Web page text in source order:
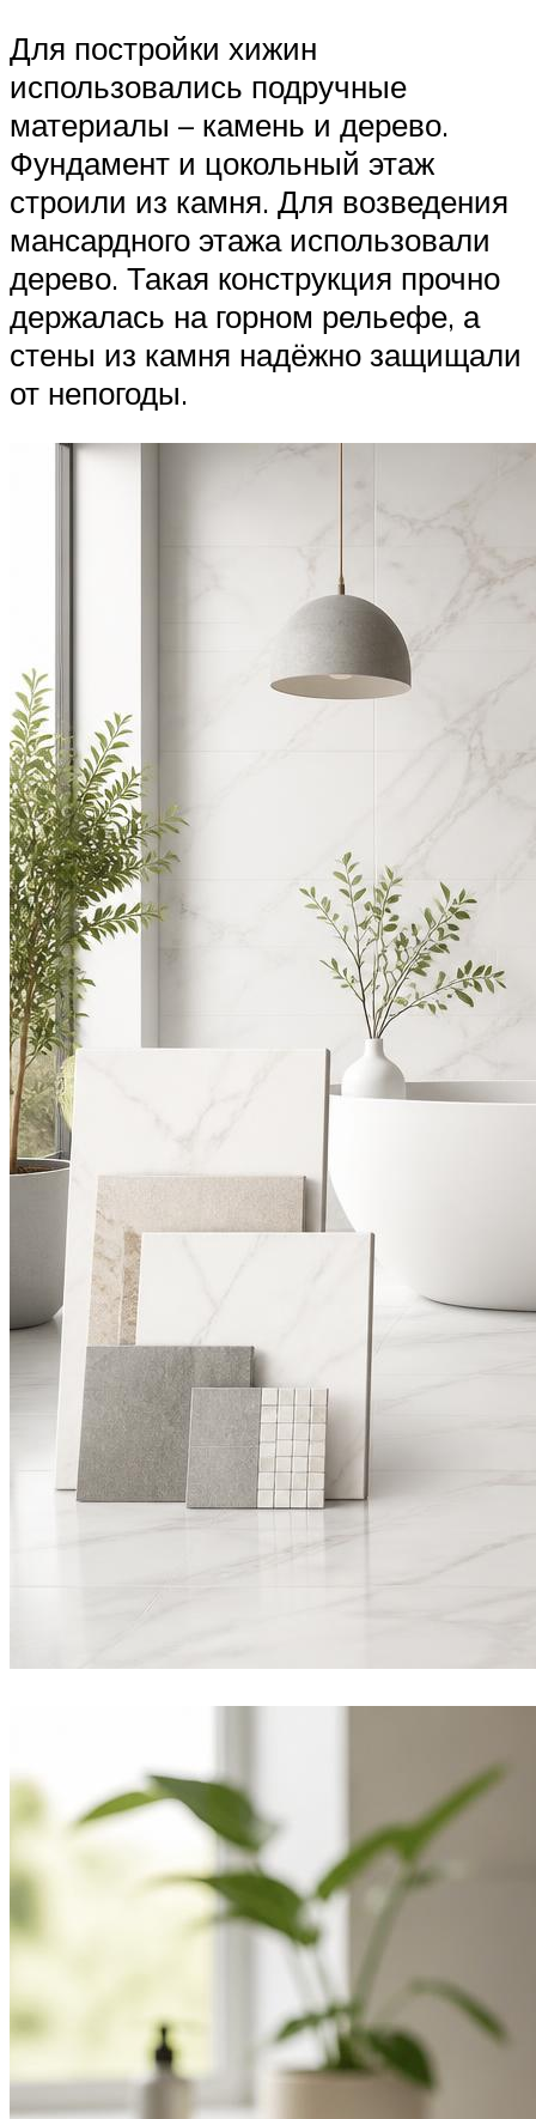
Для постройки хижин
использовались подручные
материалы – камень и дерево.
Фундамент и цокольный этаж
строили из камня. Для возведения
мансардного этажа использовали
дерево. Такая конструкция прочно
держалась на горном рельефе, а
стены из камня надёжно защищали
от непогоды.